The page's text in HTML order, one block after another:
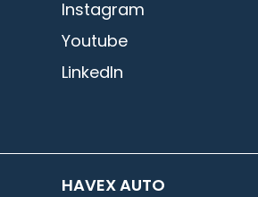
Instagram
Youtube
LinkedIn
HAVEX AUTO